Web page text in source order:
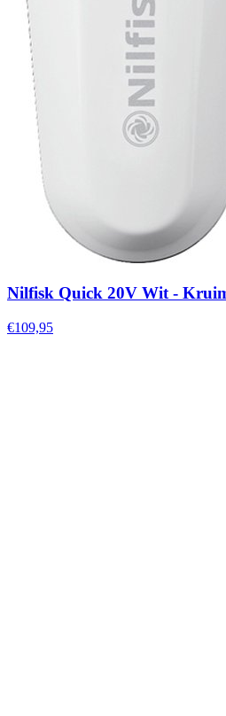
Nilfisk Quick 20V Wit -
€109,95